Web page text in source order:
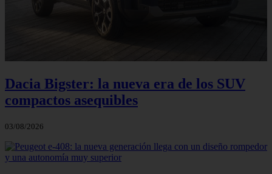
Dacia Bigster: la nueva era de los SUV
compactos asequibles
03/08/2026